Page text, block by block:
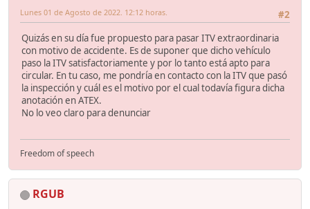
#2
Lunes 01 de Agosto de 2022. 12:12 horas.
Quizás en su día fue propuesto para pasar ITV extraordinaria
con motivo de accidente. Es de suponer que dicho vehículo
paso la ITV satisfactoriamente y por lo tanto está apto para
circular. En tu caso, me pondría en contacto con la ITV que pasó
la inspección y cuál es el motivo por el cual todavía figura dicha
anotación en ATEX.
No lo veo claro para denunciar
Freedom of speech
RGUB